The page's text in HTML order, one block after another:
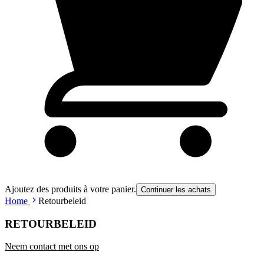
Ajoutez des produits à votre panier. Continuer les achats
Home Retourbeleid
RETOURBELEID
Neem contact met ons op